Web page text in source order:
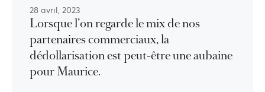
28 avril, 2023
Lorsque l’on regarde le mix de nos
partenaires commerciaux, la
dédollarisation est peut-être une aubaine
pour Maurice.